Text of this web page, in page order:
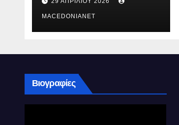
MACEDONIANET
Βιογραφίες